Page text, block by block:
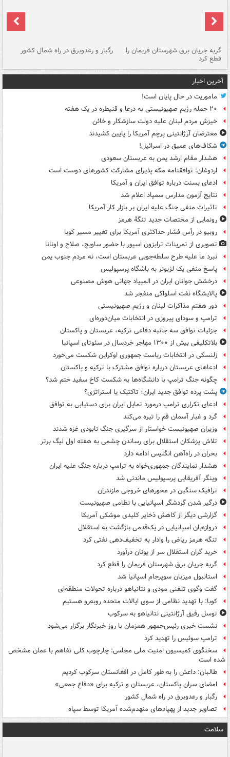
گربه جریان برق شهرستان فریمان را
قطع کرد
رگبار و رعدوبرق در راه شمال کشور
آخرین اخبار
ماموریت در حال پایان است!
۲۰ حمله رژیم صهیونیستی به درعا و قنیطره در یک هفته
خیزش مردم لبنان علیه دولت سازشکار و خائن
معترضان آرژانتینی پرچم آمریکا را پایین کشیدند
شکاف‌های عمیق در اسرائیل!
هشدار مقام ارشد یمن به عربستان سعودی
اردوغان: توافقنامه مکه پذیرای مشارکت کشورهای دوست است
ادعای بسنت درباره توافق ایران و آمریکا
نتایج آزمون مدارس سمپاد اعلام شد
تاثیرات منفی جنگ علیه ایران بر بازار کار آمریکا
رونمایی از مختصات جدید تنگۀ هرمز
روبیو در رأس فشار حداکثری آمریکا برای تغییر مسیر کوبا
تصویری از تمرینات ترابزون اسپور با حضور ساویچ، صلاح و اونانا
نبرد ما علیه طرح سلطه‌جویی عربستان است، نه مردم جنوب یمن
پاسخ منفی یک لژیونر به باشگاه پرسپولیس
درخشش جوانان ایران در المپیاد جهانی هوش مصنوعی
پالایشگاه نفت اسلواکی منفجر شد
دور هفتم مذاکرات لبنان و رژیم صهیونیستی
ترامپ و سودای پیروزی در انتخابات میان‌دوره‌ای
جزئیات توافق سه جانبه دفاعی ترکیه، عربستان و پاکستان
بلاتکلیفی بیش از ۱۳۰۰ مهاجر خردسال در سئوتای اسپانیا
زلنسکی در انتخابات ریاست جمهوری اوکراین شکست می‌خورد
ادعاهای عربستان درباره توافق مشترک با ترکیه و پاکستان
چگونه جنگ ترامپ با دانشگاه‌ها به شکست کاخ سفید ختم شد؟
پشت پرده توافق جدید ایران؛ تاکتیک یا استراتژی؟
ادعای تکراری ترامپ درمورد تمایل ایران برای دستیابی به توافق
گرد و غبار آسمان قم را تیره می‌کند
وزیران صهیونیست خواستار از سرگیری جنگ نابودی غزه شدند
تلاش پزشکان استقلال برای رساندن چشمی به هفته اول لیگ برتر
بحران در راه‌آهن انگلیس ادامه دارد
هشدار نمایندگان جمهوری‌خواه به ترامپ درباره جنگ علیه ایران
وینگر آفریقایی پرسپولیس ماندنی شد
ترافیک سنگین در محورهای خروجی مازندران
درگیر شدن گردشگر اسپانیایی با نظامی صهیونیست
گزارشی دیگر از کاهش ذخایر کلیدی موشکی آمریکا
دروازه‌بان اسپانیایی در یک‌قدمی بازگشت به استقلال
تنگه هرمز ریاض را وادار به تخفیف‌دهی نفتی کرد
خرید گران استقلال سر از یونان درآورد
گربه جریان برق شهرستان فریمان را قطع کرد
استانبول میزبان سوپرجام اسپانیا شد
گفت وگوی تلفنی مودی و نتانیاهو درباره تحولات منطقه‌ای
کوبا: با تهدید نظامی از سوی ایالات متحده روبه‌رو هستیم
توسل رفیق آرژانتینی نتانیاهو به سرکوب
نشست خبری رئیس‌جمهور همزمان با روز خبرنگار برگزار می‌شود
ترامپ سوئیس را تهدید کرد
سخنگوی کمیسیون امنیت ملی مجلس: چارچوب کلی تفاهم با عمان مشخص
شده است
طالبان: داعش را به طور کامل در افغانستان سرکوب کردیم
امضای سران پاکستان، عربستان و ترکیه برای «دفاع جمعی»
رگبار و رعدوبرق در راه شمال کشور
تصاویر جدید از پهپادهای منهدم‌شده آمریکا توسط سپاه
سلامت